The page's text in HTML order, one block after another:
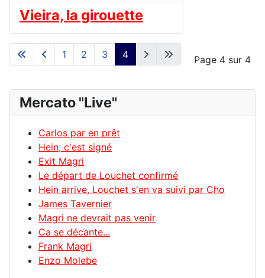
Vieira, la girouette
Page 4 sur 4
1 2 3 4
Mercato "Live"
Carlos par en prêt
Hein, c'est signé
Exit Magri
Le départ de Louchet confirmé
Hein arrive, Louchet s'en va suivi par Cho
James Tavernier
Magri ne devrait pas venir
Ca se décante...
Frank Magri
Enzo Molebe